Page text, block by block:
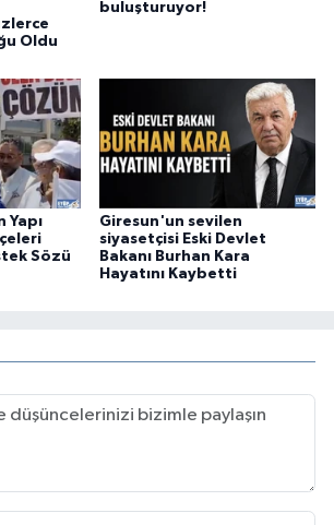
Oldu
buluşturuyor!
Sözü
Giresun'un sevilen
siyasetçisi Eski Devlet
Bakanı Burhan Kara
Hayatını Kaybetti